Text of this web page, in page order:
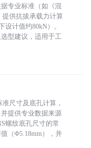
专业标准（如《混
提供抗拔承载力计算
设计值约80kN）。
型建议，适用于工
尺寸及底孔计算，
提供专业数据来源
螺纹底孔尺寸的常
（Φ5.18mm），并